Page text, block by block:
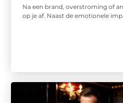
Na een brand, overstroming of
op je af. Naast de emotionele